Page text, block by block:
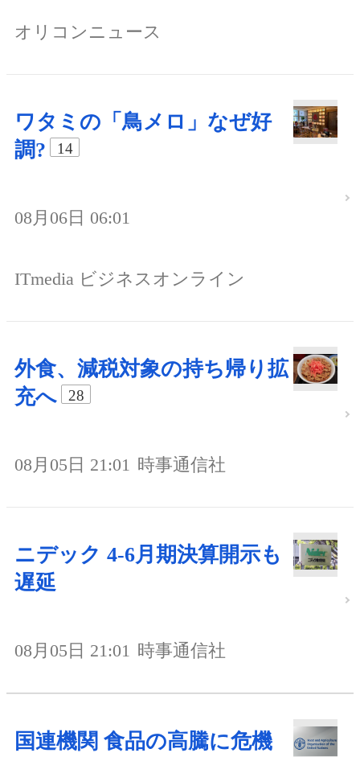
オリコンニュース
ワタミの「鳥メロ」なぜ好
調?
14
08月06日 06:01
ITmedia ビジネスオンライン
外食、減税対象の持ち帰り拡
充へ
28
08月05日 21:01 時事通信社
ニデック 4-6月期決算開示も
遅延
08月05日 21:01 時事通信社
国連機関 食品の高騰に危機